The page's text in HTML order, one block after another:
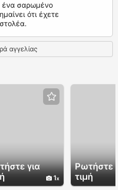
ένα σαρωμένο
ότι έχετε
αγγελίας
για
1
Ρωτήστε
τιμή